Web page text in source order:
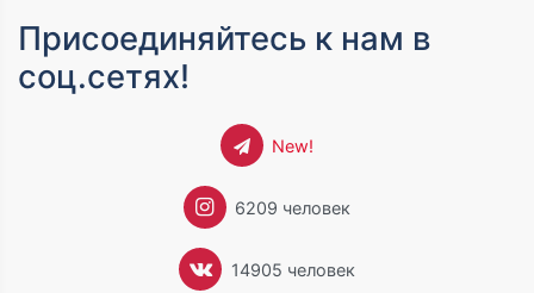
Присоединяйтесь к нам в
соц.сетях!
New!
6209 человек
14905 человек